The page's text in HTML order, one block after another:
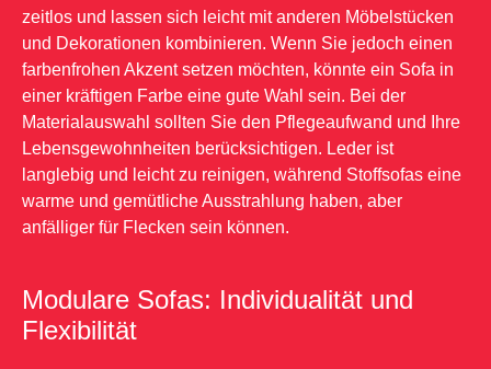
zeitlos und lassen sich leicht mit anderen Möbelstücken
und Dekorationen kombinieren. Wenn Sie jedoch einen
farbenfrohen Akzent setzen möchten, könnte ein Sofa in
einer kräftigen Farbe eine gute Wahl sein. Bei der
Materialauswahl sollten Sie den Pflegeaufwand und Ihre
Lebensgewohnheiten berücksichtigen. Leder ist
langlebig und leicht zu reinigen, während Stoffsofas eine
warme und gemütliche Ausstrahlung haben, aber
anfälliger für Flecken sein können.
Modulare Sofas: Individualität und
Flexibilität